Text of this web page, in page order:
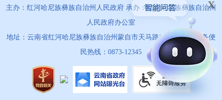
主办：红河哈尼族彝族自治州人民政府 承办：红河哈尼族彝族自治州
人民政府办公室
地址：云南省红河哈尼族彝族自治州蒙自市天马路67号 政务服务便
民热线：0873-12345